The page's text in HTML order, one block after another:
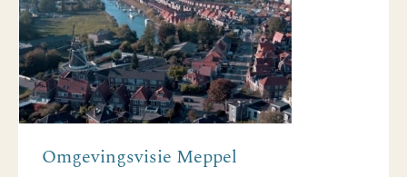
Omgevingsvisie Meppel